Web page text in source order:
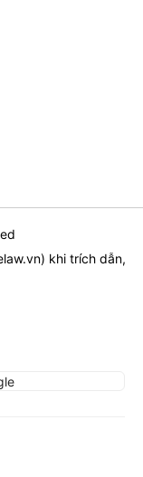
) khi trích dẫn,